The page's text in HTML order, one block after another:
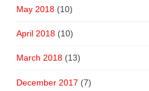
May 2018(10)
April 2018(10)
March 2018(13)
December 2017 (7)